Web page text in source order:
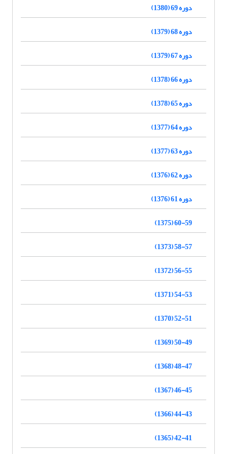
دوره 69 (1380)
دوره 68 (1379)
دوره 67 (1379)
دوره 66 (1378)
دوره 65 (1378)
دوره 64 (1377)
دوره 63 (1377)
دوره 62 (1376)
دوره 61 (1376)
60-59 (1375)
58-57 (1373)
56-55 (1372)
54-53 (1371)
52-51 (1370)
50-49 (1369)
48-47 (1368)
46-45 (1367)
44-43 (1366)
42-41 (1365)